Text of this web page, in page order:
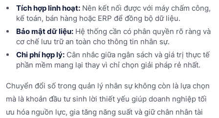
Tích hợp linh hoạt:Nên kết nối được với máy chấm công,
kế toán, bán hàng hoặc ERP để đồng bộ dữ liệu.
Bảo mật dữ liệu:Hệ thống cần có phân quyền rõ ràng và
cơ chế lưu trữ an toàn cho thông tin nhân sự.
Chi phí hợp lý:Cân nhắc giữa ngân sách và giá trị thực tế
phần mềm mang lại thay vì chỉ chọn giải pháp rẻ nhất.
Chuyển đổi số trong quản lý nhân sự không còn là lựa chọn
mà là khoản đầu tư sinh lời thiết yếu giúp doanh nghiệp tối
ưu hóa nguồn lực, gia tăng năng suất và giữ chân nhân tài